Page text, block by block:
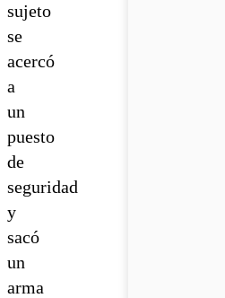
sujeto
se
acercó
a
un
puesto
de
seguridad
y
sacó
un
arma